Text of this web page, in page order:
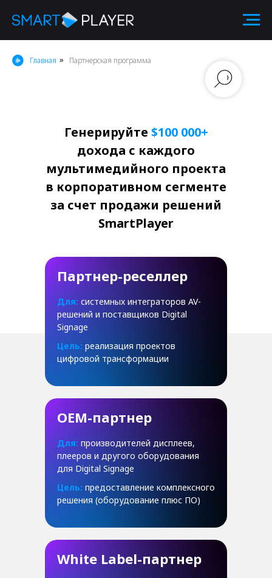
Главная » Партнерская программа
программа
White Label-партнер
Цель: реализация проектов
цифровой трансформации
Партнер-реселлер
Для: системных интеграторов AV-
решений и поставщиков Digital
Signage
Цель: предоставление комплексного
решения (оборудование плюс ПО)
OEM-партнер
Для: производителей дисплеев,
плееров и другого оборудования
для Digital Signage
Генерируйте $100 000+
дохода с каждого
мультимедийного проекта
в корпоративном сегменте
за счет продажи решений
SmartPlayer